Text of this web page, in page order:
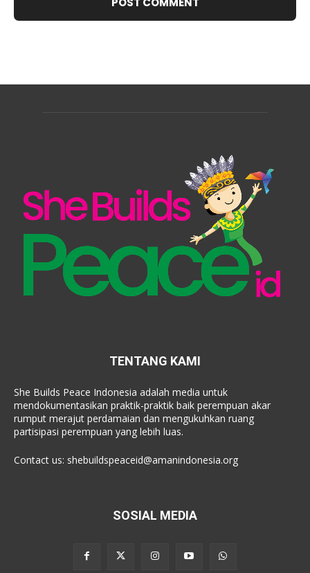
TENTANG KAMI
She Builds Peace Indonesia adalah media untuk
mendokumentasikan praktik-praktik baik perempuan akar
rumput merajut perdamaian dan mengukuhkan ruang
partisipasi perempuan yang lebih luas.
Contact us: shebuildspeaceid@amanindonesia.org
SOSIAL MEDIA